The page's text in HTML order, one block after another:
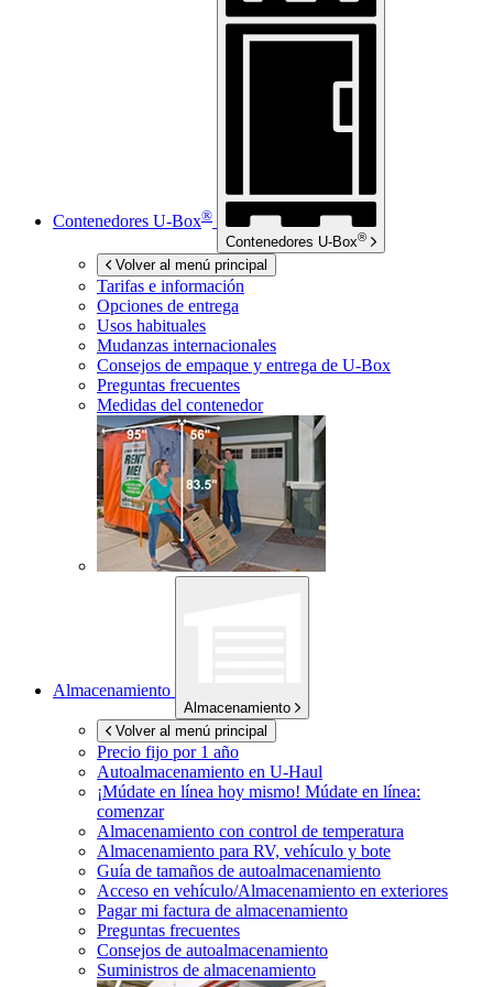
Contenedores U-Box®
Contenedores U-Box®
Volver al menú principal
Tarifas e información
Opciones de entrega
Usos habituales
Mudanzas internacionales
Consejos de empaque y entrega de U-Box
Preguntas frecuentes
Medidas del contenedor
Almacenamiento
Almacenamiento
Volver al menú principal
Precio fijo por 1 año
Autoalmacenamiento en U-Haul
¡Múdate en línea hoy mismo! Múdate en línea:
comenzar
Almacenamiento con control de temperatura
Almacenamiento para RV, vehículo y bote
Guía de tamaños de autoalmacenamiento
Acceso en vehículo/Almacenamiento en exteriores
Pagar mi factura de almacenamiento
Preguntas frecuentes
Consejos de autoalmacenamiento
Suministros de almacenamiento